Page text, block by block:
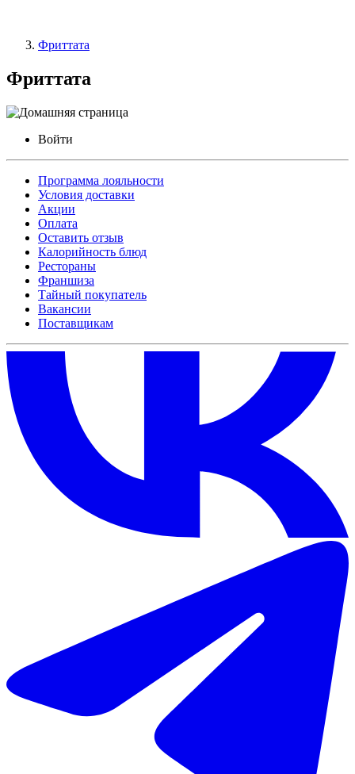
Фриттата
Фриттата
Войти
Программа лояльности
Условия доставки
Акции
Оплата
Оставить отзыв
Калорийность блюд
Рестораны
Франшиза
Тайный покупатель
Вакансии
Поставщикам